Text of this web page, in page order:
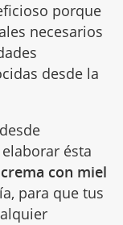
porque
necesarios
desde la
ésta
con miel
para que tus